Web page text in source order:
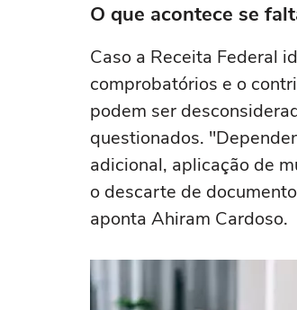
O que acontece se
Caso a Receita Federal
comprobatórios e o
podem ser
questionados.
adicional, aplicação de
o descarte de
aponta Ahiram Cardoso.